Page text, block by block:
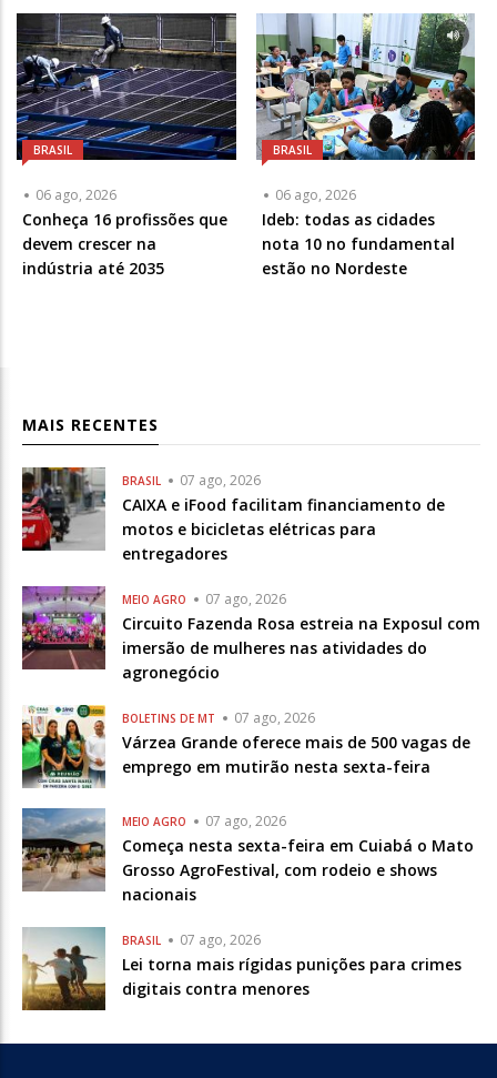
BRASIL
06 ago, 2026
Conheça 16 profissões que
devem crescer na
indústria até 2035
BRASIL
06 ago, 2026
Ideb: todas as cidades
nota 10 no fundamental
estão no Nordeste
MAIS RECENTES
BRASIL 07 ago, 2026
CAIXA e iFood facilitam financiamento de
motos e bicicletas elétricas para
entregadores
MEIO AGRO 07 ago, 2026
Circuito Fazenda Rosa estreia na Exposul com
imersão de mulheres nas atividades do
agronegócio
BOLETINS DE MT 07 ago, 2026
Várzea Grande oferece mais de 500 vagas de
emprego em mutirão nesta sexta-feira
MEIO AGRO 07 ago, 2026
Começa nesta sexta-feira em Cuiabá o Mato
Grosso AgroFestival, com rodeio e shows
nacionais
BRASIL 07 ago, 2026
Lei torna mais rígidas punições para crimes
digitais contra menores